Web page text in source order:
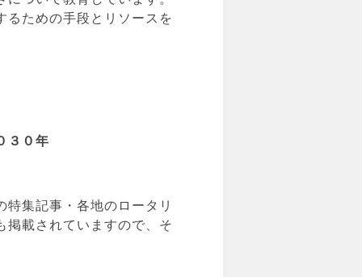
ための手段とリソースを
３０年
集記事・各地のロータリ
載されていますので、そ